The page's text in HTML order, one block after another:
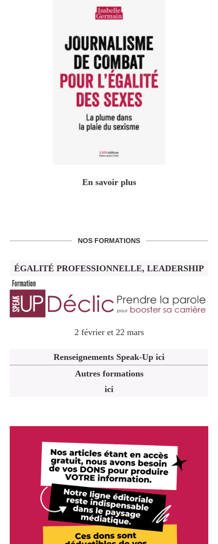
En savoir plus
NOS FORMATIONS
ÉGALITÉ PROFESSIONNELLE, LEADERSHIP
2 février et 22 mars
Renseignements Speak-Up ici
Autres formations
ici